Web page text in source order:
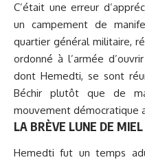
C’était une erreur
un campement de
quartier général militaire,
ordonné à l’armée
dont Hemedti, se sont
Béchir plutôt que de
mouvement démocratique
LA BRÈVE LUNE DE
Hemedti fut un temps